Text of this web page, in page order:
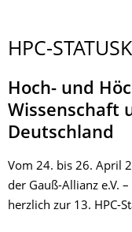
HPC-
Hoch- und
Wissenschaft
Deutschland
Vom 24. bis 26. April
der Gauß-Allianz e.V.
herzlich zur 13. HPC-